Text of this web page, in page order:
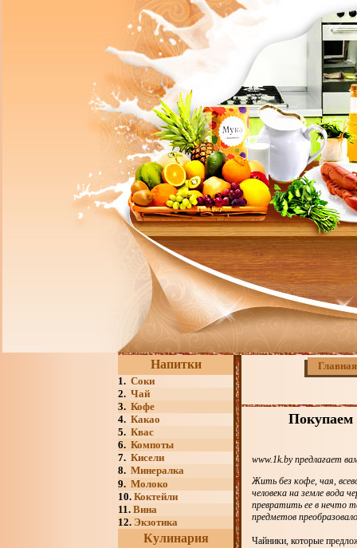
Напитки
1. Соки
2. Чай
3. Кофе
4. Какао
5. Квас
6. Компоты
7. Кисели
8. Минералка
9. Молоко
10. Коктейли
11. Вина
12. Экзотика
Кулинария
Главная
Покупаем
www.1k.by предлагает
Жить без кофе, чая,
человека на земле вода
превратить ее в нечто
предметов
Чайники, которые